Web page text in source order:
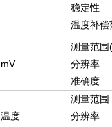
稳定性
温度补偿
mV
测量范围
分辨率
准确度
温度
测量范围
分辨率